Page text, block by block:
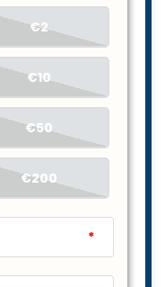
€2
€10
€50
€200
*